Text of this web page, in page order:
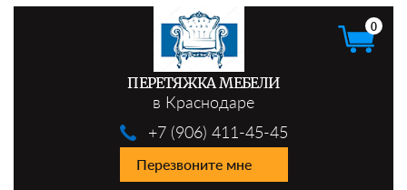
ПЕРЕТЯЖКА МЕБЕЛИ
в Краснодаре
+7 (906) 411-45-45
Перезвоните мне
0